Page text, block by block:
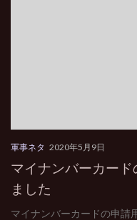
軍事ネタ 2020年5月9日
マイナンバーカー
ました
マイナンバーカードの申請